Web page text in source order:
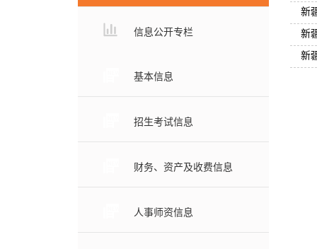
信息公开专栏
基本信息
招生考试信息
财务、资产及收费信息
人事师资信息
新
新
新